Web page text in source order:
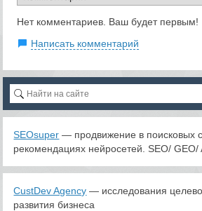
Нет комментариев. Ваш будет первым!
Написать комментарий
SEOsuper — продвижение в поисковых
рекомендациях нейросетей. SEO/ GEO/
CustDev Agency — исследования
развития бизнеса